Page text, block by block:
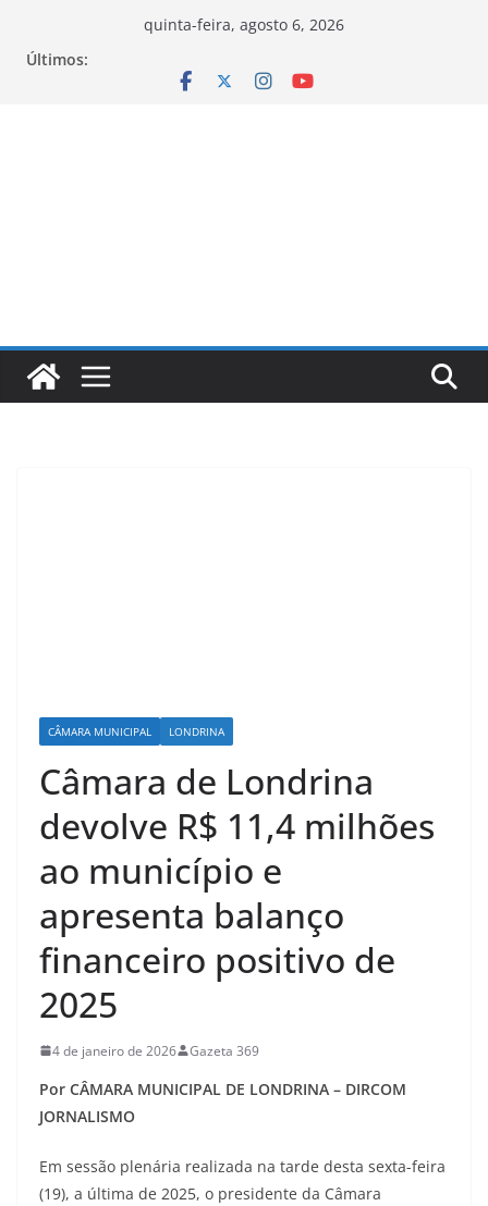
quinta-feira, agosto 6, 2026
Últimos:
CÂMARA MUNICIPAL LONDRINA
Câmara de Londrina
devolve R$ 11,4 milhões
ao município e
apresenta balanço
financeiro positivo de
2025
4 de janeiro de 2026 Gazeta 369
Por CÂMARA MUNICIPAL DE LONDRINA – DIRCOM
JORNALISMO
Em sessão plenária realizada na tarde desta sexta-feira
(19), a última de 2025, o presidente da Câmara